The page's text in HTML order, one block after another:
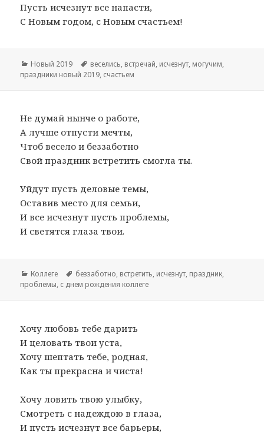
Пусть исчезнут все напасти,
С Новым годом, с Новым счастьем!
Рубрики
Новый 2019 Метки
веселись, встречай, исчезнут, могучим,
праздники новый 2019, счастьем
Не думай нынче о работе,
А лучше отпусти мечты,
Чтоб весело и беззаботно
Свой праздник встретить смогла ты.
Уйдут пусть деловые темы,
Оставив место для семьи,
И все исчезнут пусть проблемы,
И светятся глаза твои.
Рубрики
Коллеге Метки
беззаботно, встретить, исчезнут, праздник,
проблемы, с днем рождения коллеге
Хочу любовь тебе дарить
И целовать твои уста,
Хочу шептать тебе, родная,
Как ты прекрасна и чиста!
Хочу ловить твою улыбку,
Смотреть с надеждою в глаза,
И пусть исчезнут все барьеры,